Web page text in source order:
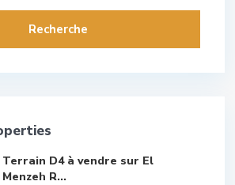
Recherche
Terrain D4 à vendre sur El
Menzeh R...